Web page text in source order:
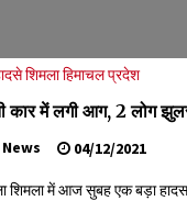
शिमलाहिमाचल प्रदेश
कार में लगी आग, 2 लोग
04/12/2021
शिमला में आज सुबह एक बड़ा